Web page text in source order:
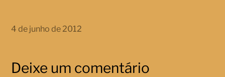
4 de junho de 2012
Deixe um comentário